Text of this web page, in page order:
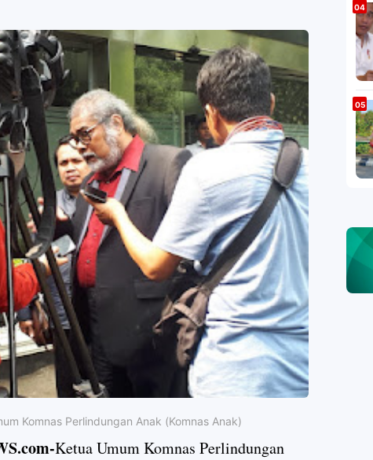
Komnas Perlindungan Anak (Komnas Anak)
Ketua Umum Komnas Perlindungan